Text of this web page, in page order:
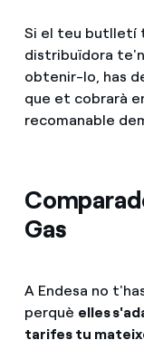
Si el teu butlletí
distribuïdora
obtenir-lo, has
que et cobrarà
recomanable
Gas
A Endesa no
perquè elles
tarifes tu mateix